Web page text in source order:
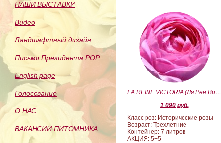
НАШИ ВЫСТАВКИ
Видео
Ландшафтный дизайн
Письмо Президента РОР
English page
Голосование
О НАС
ВАКАНСИИ ПИТОМНИКА
LA REINE VICTORIA (Ля Рен Виктория)
1 090 руб.
Класс роз: Исторические розы
Возраст: Трехлетние
Контейнер: 7 литров
АКЦИЯ: 5+5